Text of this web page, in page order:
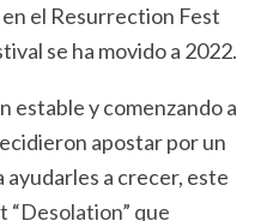
el Resurrection Fest
se ha movido a 2022.
estable y comenzando a
apostar por un
a crecer, este
“Desolation” que